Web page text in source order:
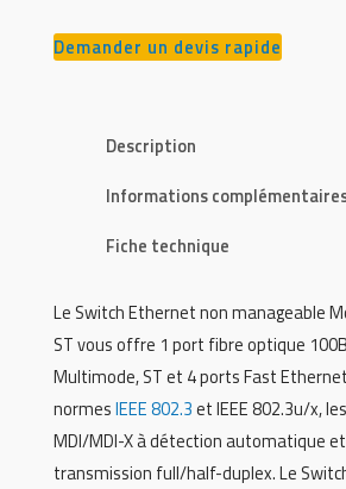
Demander un devis rapide
Description
Informations
Fiche technique
Le Switch Ethernet non manageable
ST vous offre 1 port fibre optique
Multimode, ST et 4 ports Fast
normesIEEE 802.3et IEEE 802.3u/x,
MDI/MDI-X à détection automatique
transmission full/half-duplex. Le